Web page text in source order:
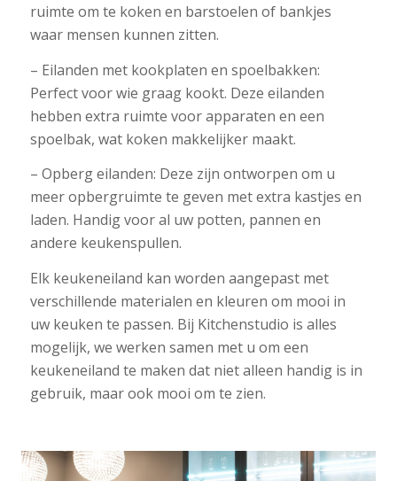
ruimte om te koken en barstoelen of bankjes
waar mensen kunnen zitten.
– Eilanden met kookplaten en spoelbakken:
Perfect voor wie graag kookt. Deze eilanden
hebben extra ruimte voor apparaten en een
spoelbak, wat koken makkelijker maakt.
– Opberg eilanden: Deze zijn ontworpen om u
meer opbergruimte te geven met extra kastjes en
laden. Handig voor al uw potten, pannen en
andere keukenspullen.
Elk keukeneiland kan worden aangepast met
verschillende materialen en kleuren om mooi in
uw keuken te passen. Bij Kitchenstudio is alles
mogelijk, we werken samen met u om een
keukeneiland te maken dat niet alleen handig is in
gebruik, maar ook mooi om te zien.